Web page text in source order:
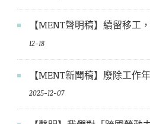
【MENT聲明稿】續留移工
12-18
【MENT新聞稿】廢除工作
2025-12-07